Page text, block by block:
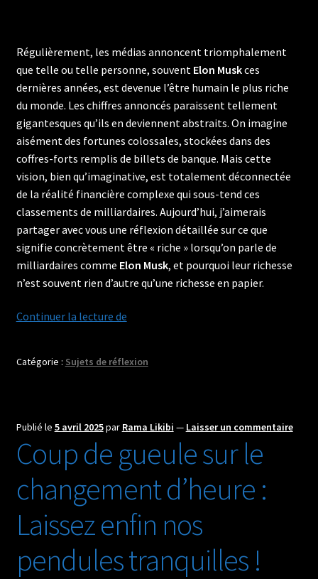
Régulièrement, les médias annoncent triomphalement
que telle ou telle personne, souvent Elon Muskces
dernières années, est devenue l’être humain le plus riche
du monde. Les chiffres annoncés paraissent tellement
gigantesques qu’ils en deviennent abstraits. On imagine
aisément des fortunes colossales, stockées dans des
coffres-forts remplis de billets de banque. Mais cette
vision, bien qu’imaginative, est totalement déconnectée
de la réalité financière complexe qui sous-tend ces
classements de milliardaires. Aujourd’hui, j’aimerais
partager avec vous une réflexion détaillée sur ce que
signifie concrètement être « riche » lorsqu’on parle de
milliardaires comme Elon Musk, et pourquoi leur richesse
n’est souvent rien d’autre qu’une richesse en papier.
Continuer la lecture deLa
papier
Musk
il
réellement
l’homme
le
plus
du
Catégorie : Sujets de réflexion
Publié le 5 avril 2025par Rama Likibi — Laisser un commentaire
Coup de gueule sur le
changement d’heure :
Laissez enfin nos
pendules tranquilles !